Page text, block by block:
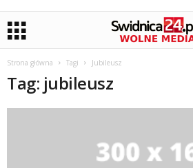
Strona główna Tagi Jubileusz
Tag: jubileusz